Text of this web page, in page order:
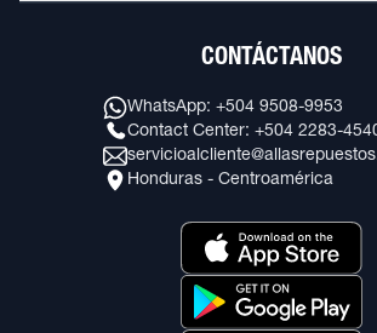
CONTÁCTANOS
WhatsApp: +504 9508-9953
Contact Center: +504 2283-
Honduras - Centroamérica